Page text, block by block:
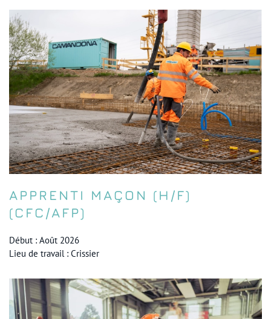
APPRENTI MAÇON (H/F)
(CFC/AFP)
Début : Août 2026
Lieu de travail : Crissier